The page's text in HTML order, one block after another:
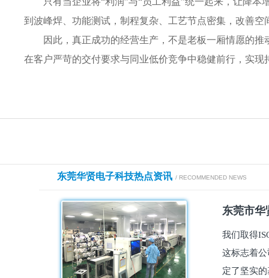
到波峰焊、功能测试，制程复杂、工艺节点密集，改善
因此，真正成功的经营生产，不是老板一厢情愿的
在客户严苛的交付要求与同业低价竞争中稳健前行，实现
东莞华贤电子科技热点资讯 / RECOMMENDED NEWS
东莞市华
我们取得
这标志着
定了坚实